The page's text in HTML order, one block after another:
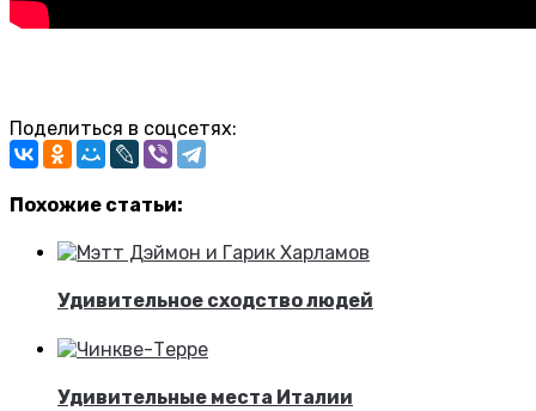
Поделиться в соцсетях:
Похожие статьи:
Удивительное сходство людей
Удивительные места Италии